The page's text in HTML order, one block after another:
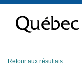
contenu
Retour aux résultats